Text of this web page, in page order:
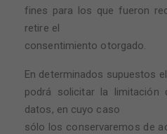
fines para los que fueron
retire el
consentimiento otorgado.
En determinados supuestos
podrá solicitar la limitación
datos, en cuyo caso
sólo los conservaremos de